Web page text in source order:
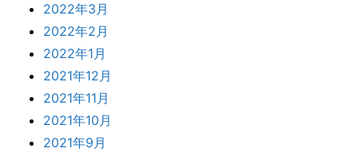
2022年3月
2022年2月
2022年1月
2021年12月
2021年11月
2021年10月
2021年9月